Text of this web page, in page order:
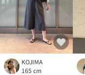
KOJIMA
165 cm